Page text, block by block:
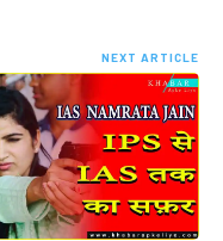
NEXT ARTICLE